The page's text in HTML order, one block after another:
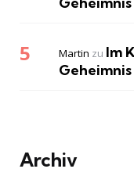
Martin zu Im
Archiv